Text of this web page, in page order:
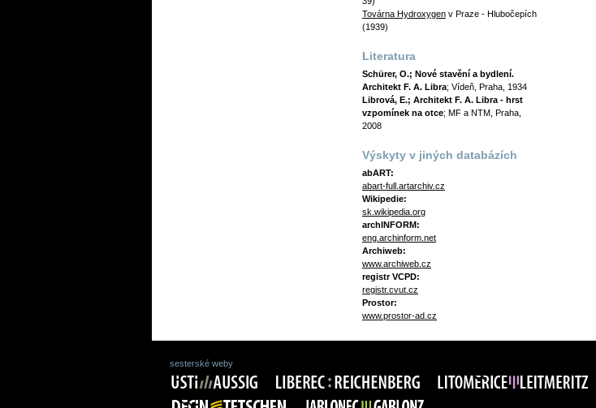
Továrna Hydroxygen v Praze - Hlubočepích
(1939)
Literatura
Schürer, O.; Nové stavění a bydlení.
Architekt F. A. Libra; Vídeň, Praha, 1934
Librová, E.; Architekt F. A. Libra - hrst
vzpomínek na otce; MF a NTM, Praha,
2008
Výskyty v jiných databázích
abART:
abart-full.artarchiv.cz
Wikipedie:
sk.wikipedia.org
archINFORM:
eng.archinform.net
Archiweb:
www.archiweb.cz
registr VCPD:
registr.cvut.cz
Prostor:
www.prostor-ad.cz
sesterské weby